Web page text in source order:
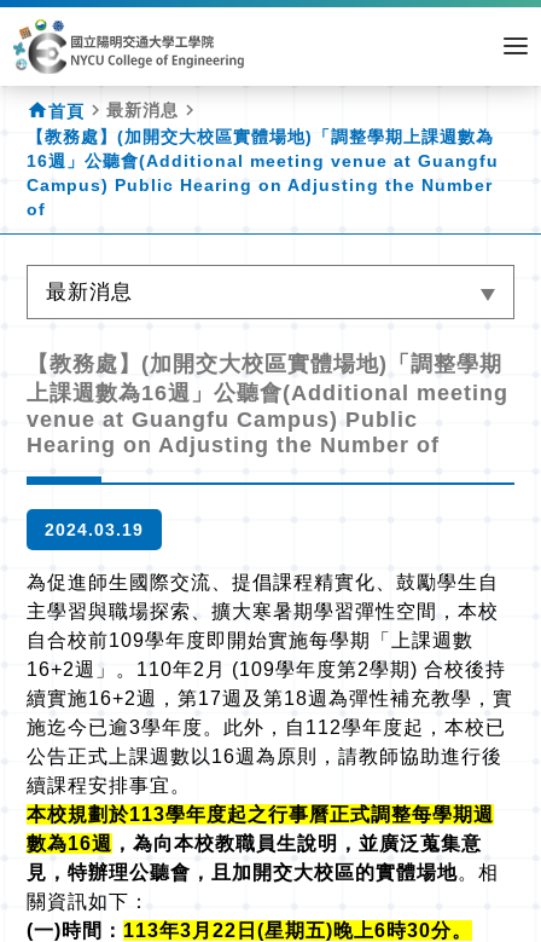
home首頁 navigate_next最新消息 navigate_next
【教務處】(加開交大校區實體場地)「調整學期上課週數為
16週」公聽會(Additional meeting venue at Guangfu
Campus) Public Hearing on Adjusting the Number
of
最新消息
【教務處】(加開交大校區實體場地)「調整學期
上課週數為16週」公聽會(Additional meeting
venue at Guangfu Campus) Public
Hearing on Adjusting the Number of
2024.03.19
為促進師生國際交流、提倡課程精實化、鼓勵學生自
主學習與職場探索、擴大寒暑期學習彈性空間，本校
自合校前109學年度即開始實施每學期「上課週數
16+2週」。110年2月 (109學年度第2學期) 合校後持
續實施16+2週，第17週及第18週為彈性補充教學，實
施迄今已逾3學年度。此外，自112學年度起，本校已
公告正式上課週數以16週為原則，請教師協助進行後
續課程安排事宜。
本校規劃於113學年度起之行事曆正式調整每學期週
數為16週 ，為向本校教職員生說明，並廣泛蒐集意
見，特辦理公聽會，且加開交大校區的實體場地。相
關資訊如下：
(一)時間： 113年3月22日(星期五)晚上6時30分。